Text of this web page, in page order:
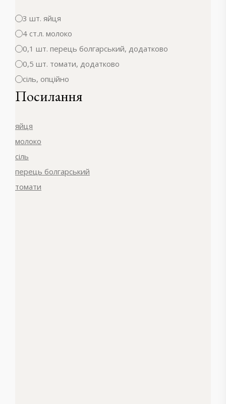
3 шт. яйця
4 ст.л. молоко
0,1 шт. перець болгарський, додатково
0,5 шт. томати, додатково
сіль, опційно
Посилання
яйця
молоко
сіль
перець болгарський
томати